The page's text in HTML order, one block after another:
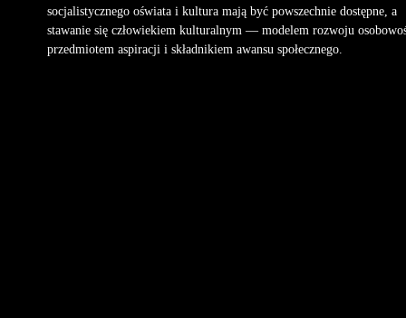
socjalistycznego oświata i kultura mają być powszechnie dostępne, a
stawanie się człowiekiem kulturalnym — modelem rozwoju
przedmiotem aspiracji i składnikiem awansu społecznego.